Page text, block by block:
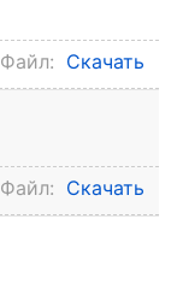
Файл: Скачать
Файл: Скачать